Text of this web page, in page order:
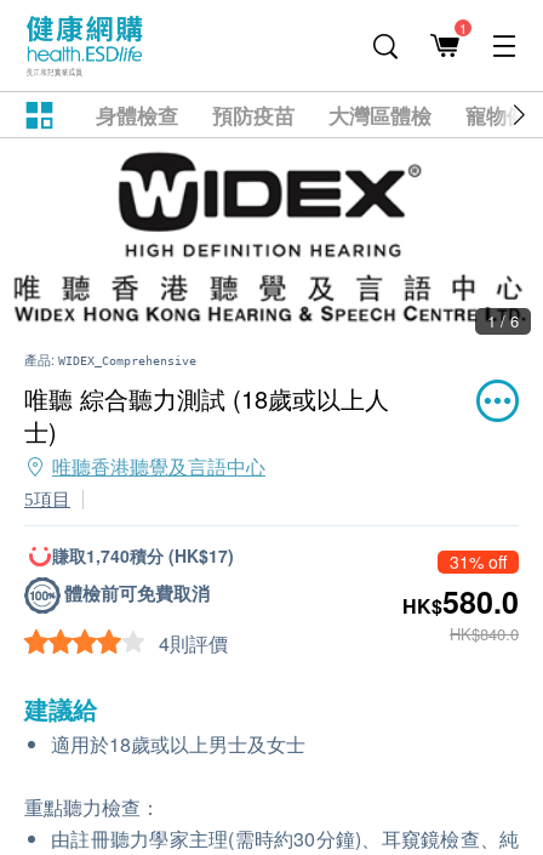
1
身體檢查 預防疫苗 大灣區體檢 寵物健
1 / 6
產品: WIDEX_Comprehensive
唯聽 綜合聽力測試 (18歲或以上人
士)
唯聽香港聽覺及言語中心
5項目
賺取1,740積分 (HK$17)
體檢前可免費取消
4則評價
31% off
HK$580.0
HK$840.0
建議給
適用於18歲或以上男士及女士
重點聽力檢查：
由註冊聽力學家主理(需時約30分鐘)、耳窺鏡檢查、純